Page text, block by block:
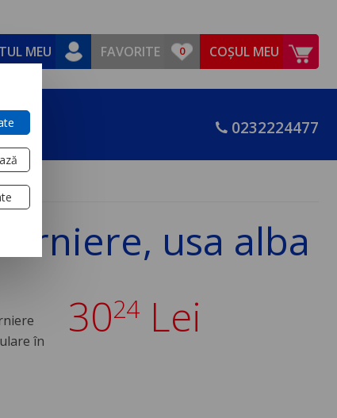
MEU FAVORITE COȘUL MEU
0232224477
usa alba
în
3024Lei